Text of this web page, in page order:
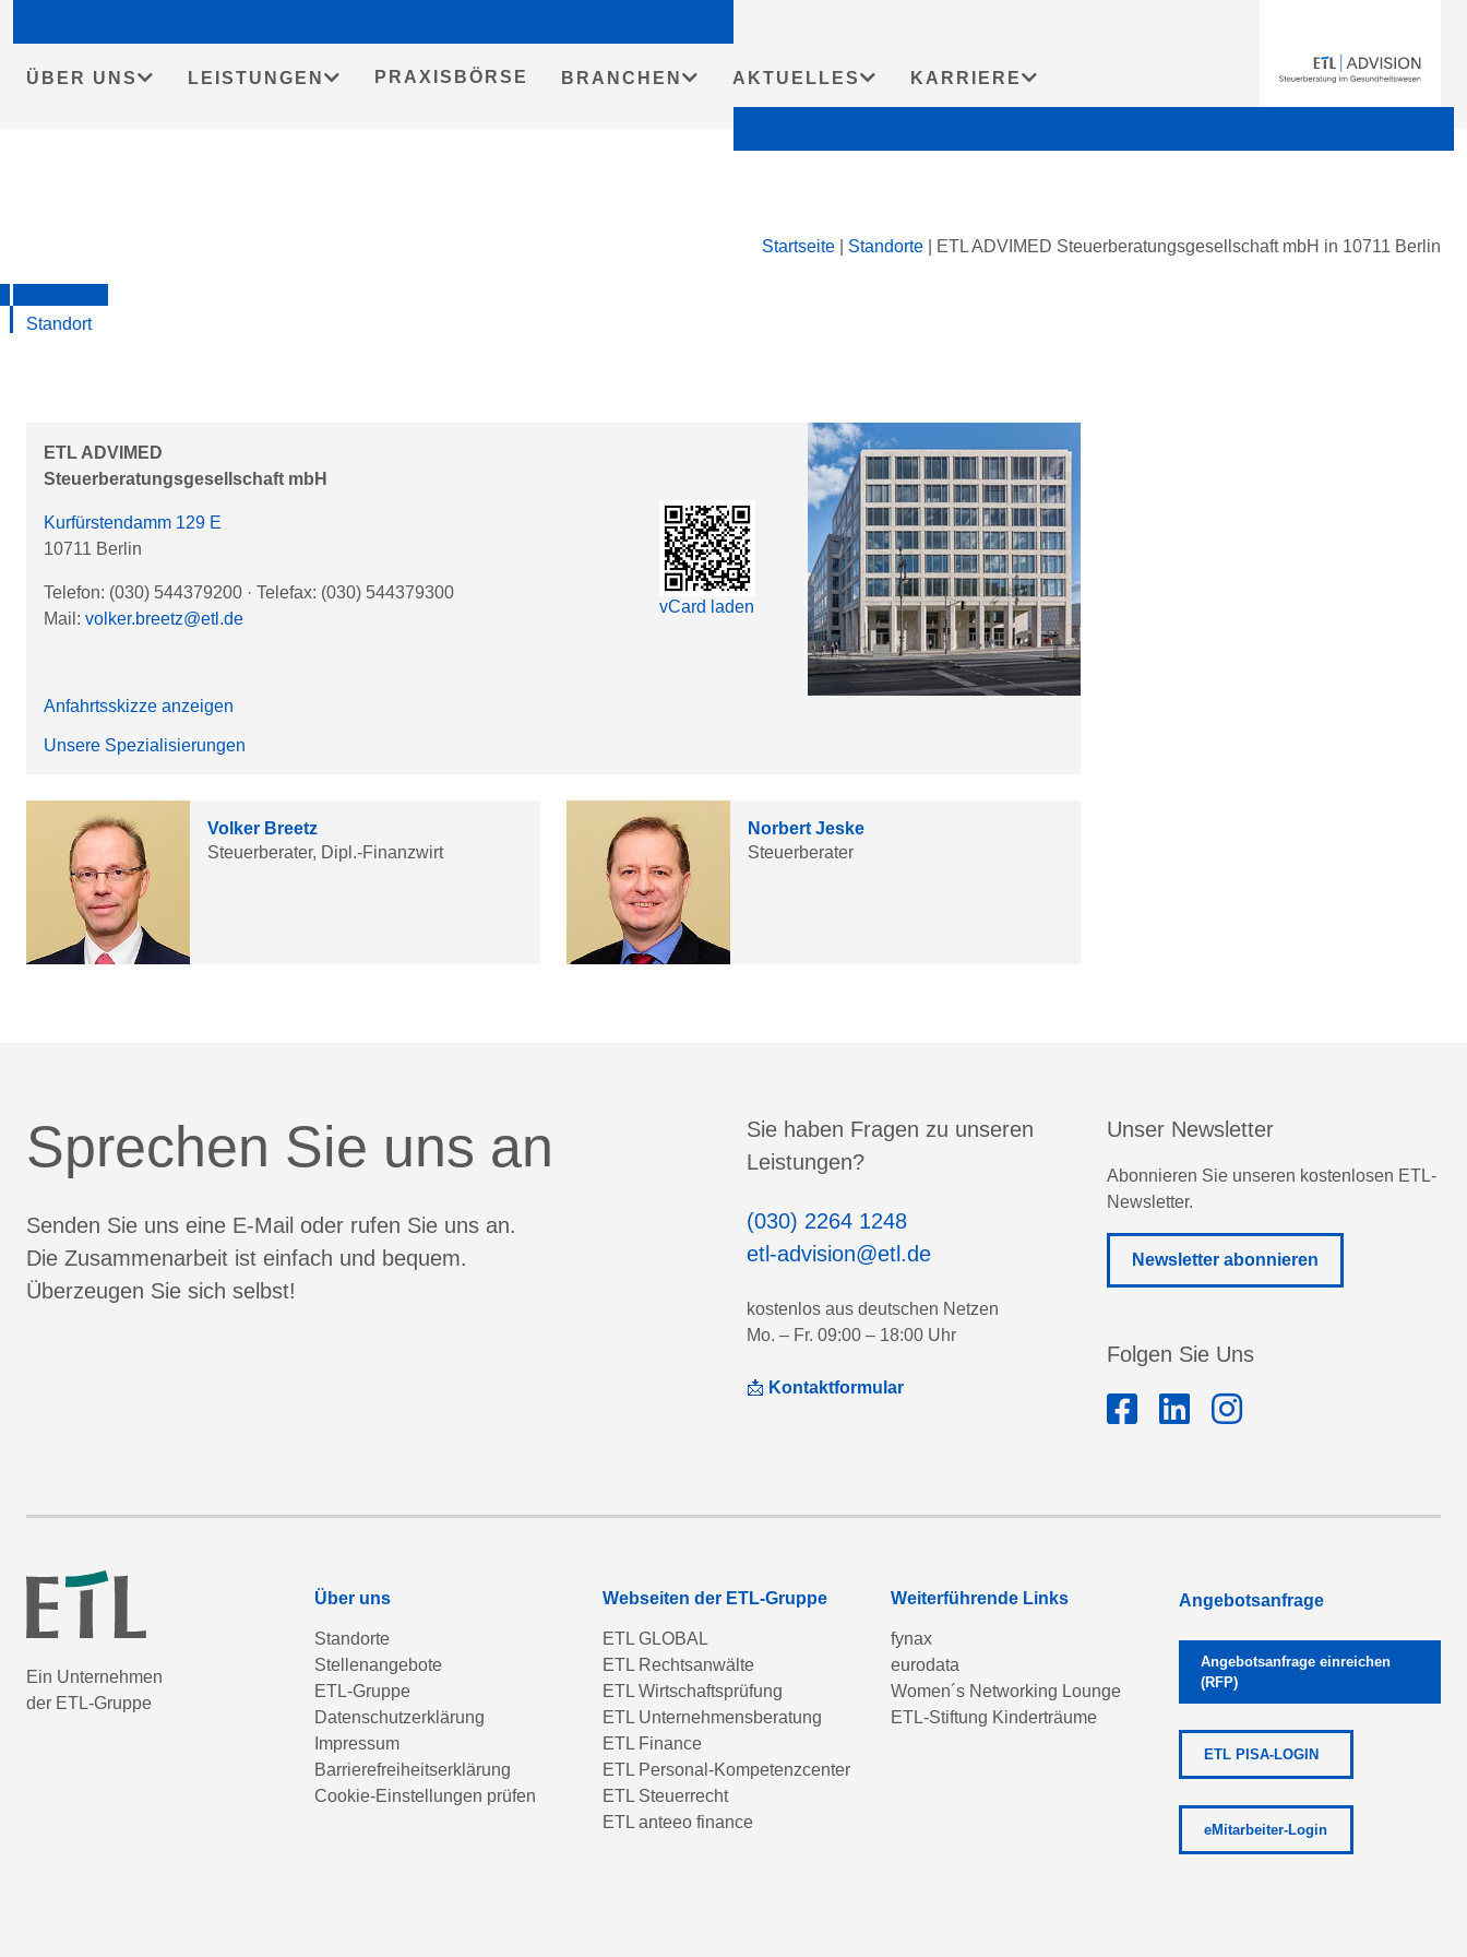
ÜBER UNS LEISTUNGEN PRAXISBÖRSE BRANCHEN AKTUELLES KARRIERE
Startseite Standorte ETL ADVIMED Steuerberatungsgesellschaft mbH in 10711 Berlin
Standort
ETL ADVIMED
Steuerberatungsgesellschaft mbH
Kurfürstendamm 129 E
10711 Berlin
Telefon: (030) 544379200 · Telefax: (030) 544379300
Mail: volker.breetz@etl.de
vCard laden
Anfahrtsskizze anzeigen
Unsere Spezialisierungen
Volker Breetz
Steuerberater, Dipl.-Finanzwirt
Norbert Jeske
Steuerberater
Sprechen Sie uns an
Senden Sie uns eine E-Mail oder rufen Sie uns an.
Die Zusammenarbeit ist einfach und bequem.
Überzeugen Sie sich selbst!
Sie haben Fragen zu unseren
Leistungen?
(030) 2264 1248
etl-advision@etl.de
kostenlos aus deutschen Netzen
Mo. – Fr. 09:00 – 18:00 Uhr
📩 Kontaktformular
Unser Newsletter
Abonnieren Sie unseren kostenlosen ETL-
Newsletter.
Newsletter abonnieren
Folgen Sie Uns
Ein Unternehmen
der ETL-Gruppe
Über uns
Standorte
Stellenangebote
ETL-Gruppe
Datenschutzerklärung
Impressum
Barrierefreiheitserklärung
Cookie-Einstellungen prüfen
Webseiten der ETL-Gruppe
ETL GLOBAL
ETL Rechtsanwälte
ETL Wirtschaftsprüfung
ETL Unternehmensberatung
ETL Finance
ETL Personal-Kompetenzcenter
ETL Steuerrecht
ETL anteeo finance
Weiterführende Links
fynax
eurodata
Women´s Networking Lounge
ETL-Stiftung Kinderträume
Angebotsanfrage
Angebotsanfrage einreichen
(RFP)
ETL PISA-LOGIN
eMitarbeiter-Login